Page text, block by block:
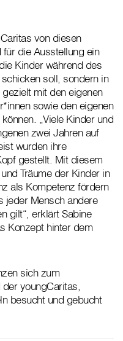
von diesen
die Ausstellung ein
Kinder während des
soll, sondern in
mit den eigenen
sowie den eigenen
„Viele Kinder und
zwei Jahren auf
wurden ihre
gestellt. Mit diesem
Träume der Kinder in
als Kompetenz fördern
jeder Mensch andere
gilt“, erklärt Sabine
Konzept hinter dem
sich zum
der youngCaritas,
besucht und gebucht